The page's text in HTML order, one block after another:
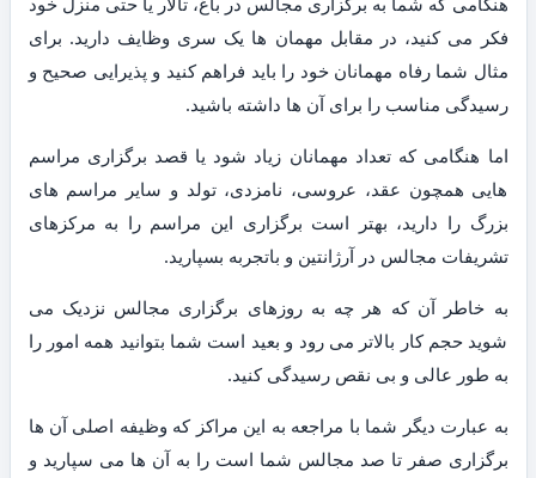
فکر می کنید، در مقابل مهمان ها یک سری وظایف دارید. برای
مثال شما رفاه مهمانان خود را باید فراهم کنید و پذیرایی صحیح و
رسیدگی مناسب را برای آن ها داشته باشید.
اما هنگامی که تعداد مهمانان زیاد شود یا قصد برگزاری مراسم
هایی همچون عقد، عروسی، نامزدی، تولد و سایر مراسم های
بزرگ را دارید، بهتر است برگزاری این مراسم را به مرکزهای
تشریفات مجالس در آرژانتین و باتجربه بسپارید.
به خاطر آن که هر چه به روزهای برگزاری مجالس نزدیک می
شوید حجم کار بالاتر می رود و بعید است شما بتوانید همه امور را
به طور عالی و بی نقص رسیدگی کنید.
به عبارت دیگر شما با مراجعه به این مراکز که وظیفه اصلی آن ها
برگزاری صفر تا صد مجالس شما است را به آن ها می سپارید و